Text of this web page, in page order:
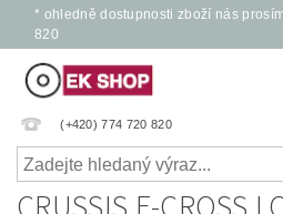
* ohledně dostupnosti zboží nás
820
(+420) 774 720 820